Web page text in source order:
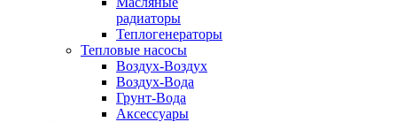
радиаторы
Теплогенераторы
Тепловые насосы
Воздух-Воздух
Воздух-Вода
Грунт-Вода
Аксессуары